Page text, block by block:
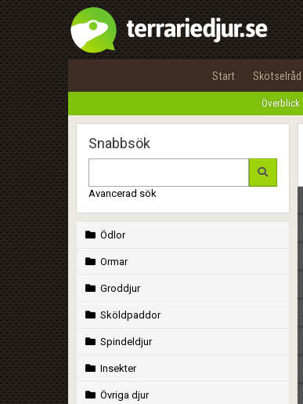
Start Skötselråd
Överblick
Snabbsök
Avancerad sök
Ödlor
Ormar
Groddjur
Sköldpaddor
Spindeldjur
Insekter
Övriga djur